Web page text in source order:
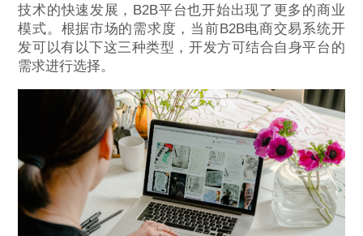
技术的快速发展，B2B平台也开始出现了更多的商业
模式。根据市场的需求度，当前B2B电商交易系统开
发可以有以下这三种类型，开发方可结合自身平台的
需求进行选择。